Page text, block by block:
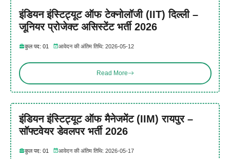
इंडियन इंस्टिट्यूट ऑफ टेक्नोलॉजी (IIT) दिल्ली –
जूनियर प्रोजेक्ट असिस्टेंट भर्ती 2026
कुल पद: 01 आवेदन की अंतिम तिथि: 2026-05-12
Read More
इंडियन इंस्टिट्यूट ऑफ मैनेजमेंट (IIM) रायपुर –
सॉफ्टवेयर डेवलपर भर्ती 2026
कुल पद: 01 आवेदन की अंतिम तिथि: 2026-05-17